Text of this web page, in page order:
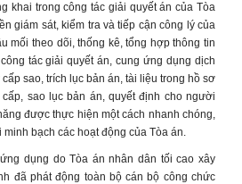
khai trong công tác giải quyết án của Tòa
giám sát, kiểm tra và tiếp cận công lý của
mối theo dõi, thống kê, tổng hợp thông tin
tác giải quyết án, cung ứng dụng dịch
sao, trích lục bản án, tài liệu trong hồ sơ
sao lục bản án, quyết định cho người
được thực hiện một cách nhanh chóng,
bạch các hoạt động của Tòa án.
dụng do Tòa án nhân dân tối cao xây
đã phát động toàn bộ cán bộ công chức